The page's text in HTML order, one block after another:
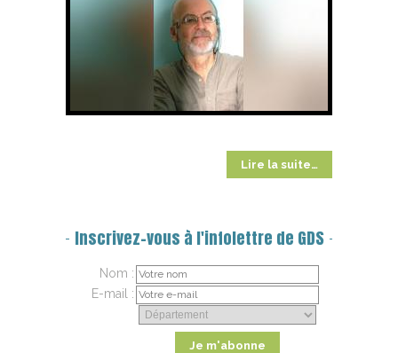
Lire la suite…
Inscrivez-vous à l'infolettre de GDS
Nom :
E-mail :